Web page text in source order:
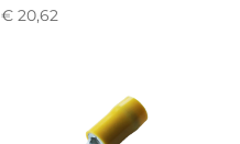
€ 20,62